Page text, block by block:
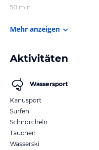
50 min
Mehr anzeigen
Aktivitäten
Wassersport
Kanusport
Surfen
Schnorcheln
Tauchen
Wasserski